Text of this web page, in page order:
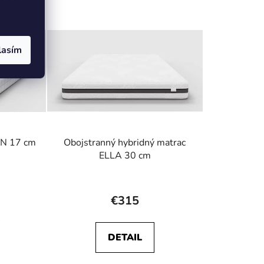
17 cm
Obojstranný hybridný matrac
ELLA 30 cm
hodnotenie
je
5,0
€315
DETAIL